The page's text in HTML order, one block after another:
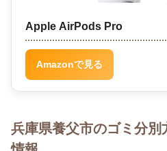
Apple AirPods Pro
Amazonで見る
兵庫県養父市のゴミ分別